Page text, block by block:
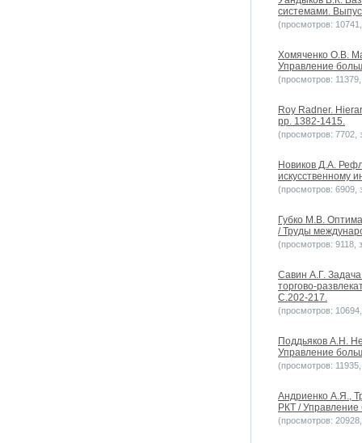
системами.
(просмотров:
Хомяченко О.В.
Управление
(просмотров:
Roy Radner.
pp. 1382-1415.
(просмотров: 7702,
Новиков Д.А.
искусственному
(просмотров: 6909,
Губко М.В.
/ Труды
(просмотров: 9118,
Савин А.Г.
торгово-
С.202-217.
(просмотров:
Поддьяков А.Н.
Управление
(просмотров:
Андриенко А.Я.,
РКТ /
(просмотров: